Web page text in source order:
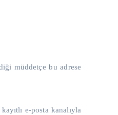
müddetçe bu adrese
e-posta kanalıyla